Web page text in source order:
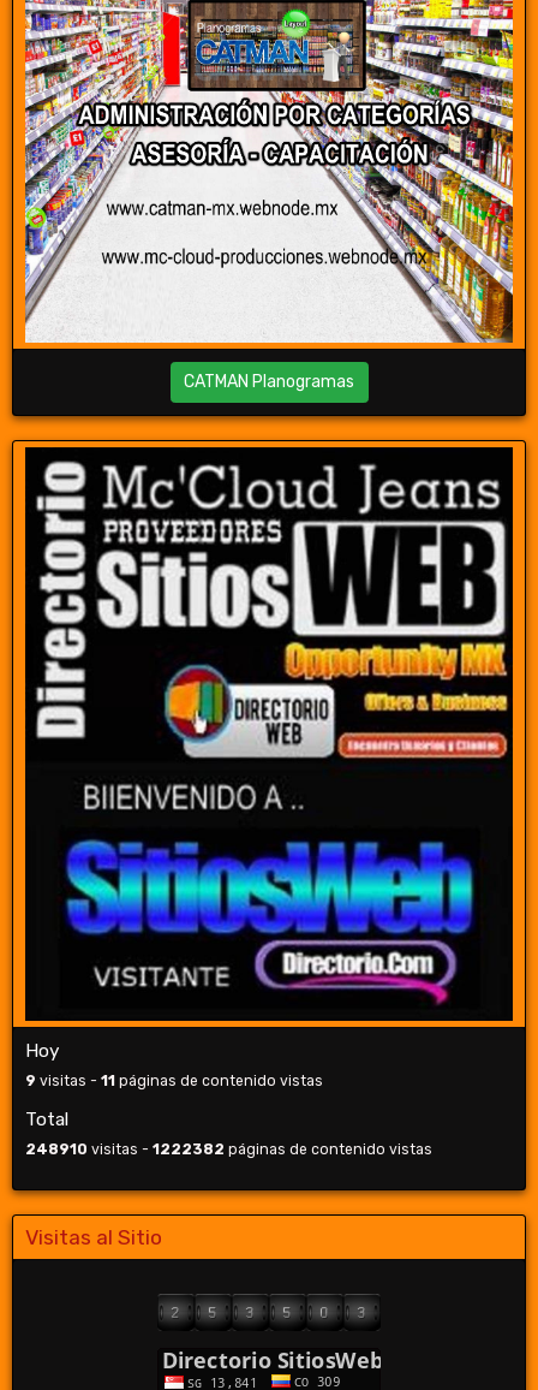
CATMAN Planogramas
Hoy
9 visitas - 11 páginas de contenido vistas
Total
248910 visitas - 1222382 páginas de contenido vistas
Visitas al Sitio